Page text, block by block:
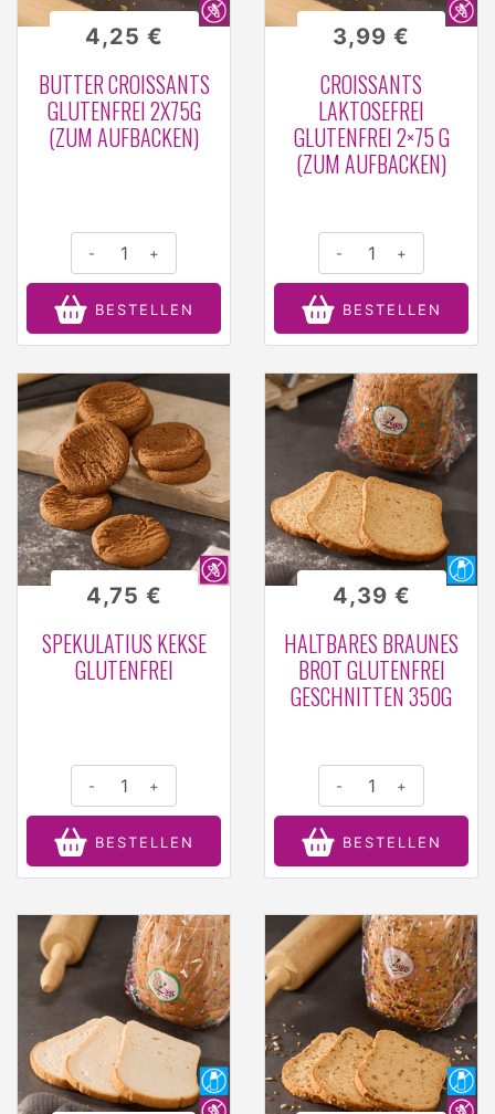
BUTTER CROISSANTS
GLUTENFREI 2X75G
(ZUM AUFBACKEN)
4,25 €
- +
BESTELLEN
CROISSANTS
LAKTOSEFREI
GLUTENFREI 2×75 G
(ZUM AUFBACKEN)
3,99 €
- +
BESTELLEN
SPEKULATIUS KEKSE
GLUTENFREI
4,75 €
- +
BESTELLEN
HALTBARES BRAUNES
BROT GLUTENFREI
GESCHNITTEN 350G
4,39 €
- +
BESTELLEN